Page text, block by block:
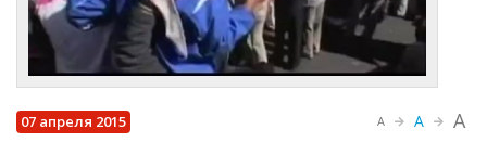
07 апреля 2015 A A A